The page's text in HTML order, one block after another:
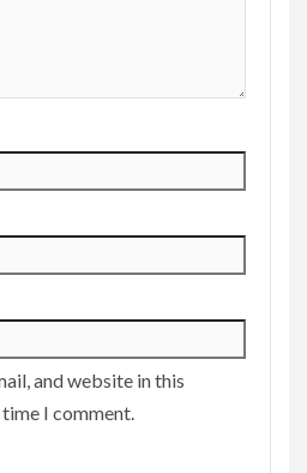
and website in this
I comment.